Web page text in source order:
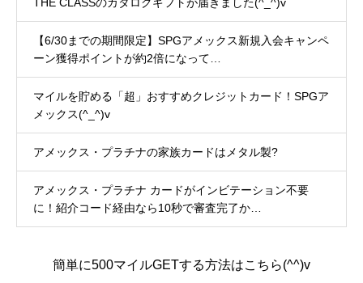
THE CLASSのカタログギフトが届きました(^_^)v
【6/30までの期間限定】SPGアメックス新規入会キャンペ
ーン獲得ポイントが約2倍になって…
マイルを貯める「超」おすすめクレジットカード！SPGア
メックス(^_^)v
アメックス・プラチナの家族カードはメタル製?
アメックス・プラチナ カードがインビテーション不要
に！紹介コード経由なら10秒で審査完了か…
簡単に500マイルGETする方法はこちら(^^)v